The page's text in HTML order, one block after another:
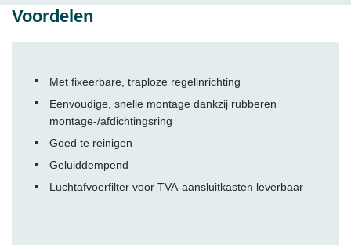
Voordelen
Met fixeerbare, traploze regelinrichting
Eenvoudige, snelle montage dankzij rubberen
montage-/afdichtingsring
Goed te reinigen
Geluiddempend
Luchtafvoerfilter voor TVA-aansluitkasten leverbaar